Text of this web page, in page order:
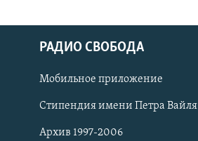
СОЦИАЛЬНЫЕ СЕТИ
РАДИО СВОБОДА
Мобильное приложение
Стипендия имени Петра Вайля
Архив 1997-2006